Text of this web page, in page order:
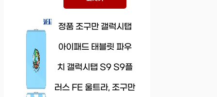
정품 조구만 갤럭시탭
아이패드 태블릿 파우
치 갤럭시탭 S9 S9플
러스 FE 울트라, 조구만